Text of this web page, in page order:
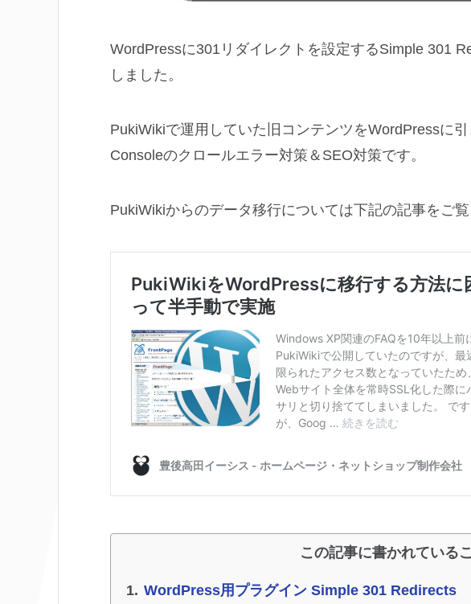
WordPressに301リダイレクトを設定するSimple 301
しました。
PukiWikiで運用していた旧コンテンツをWordPressに
Consoleのクロールエラー対策＆SEO対策です。
PukiWikiからのデータ移行については下記の記事をご覧
この記事に書かれている
WordPress用プラグイン Simple 301 Redirects